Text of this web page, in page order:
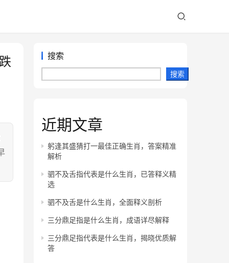
搜索
搜索
近期文章
躬逢其盛猜打一最佳正确生肖，答案精准
解析
驷不及舌指代表是什么生肖，已答释义精
选
驷不及舌是什么生肖，全面释义剖析
三分鼎足指是什么生肖，成语详尽解释
三分鼎足指代表是什么生肖，揭晓优质解
答